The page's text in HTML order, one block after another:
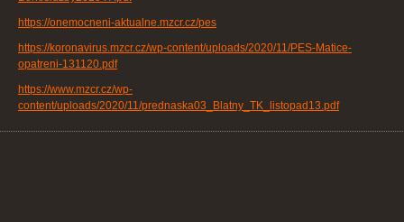
https://onemocneni-aktualne.mzcr.cz/pes
https://koronavirus.mzcr.cz/wp-content/uploads/2020/11/PES-Matice-
opatreni-131120.pdf
https://www.mzcr.cz/wp-
content/uploads/2020/11/prednaska03_Blatny_TK_listopad13.pdf